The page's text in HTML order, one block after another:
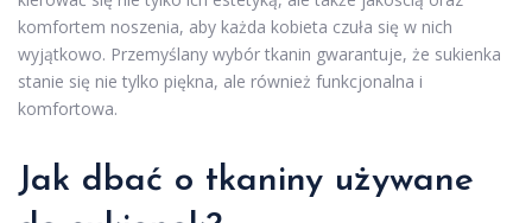
komfortem noszenia, aby każda kobieta czuła się w nich
wyjątkowo. Przemyślany wybór tkanin gwarantuje, że sukienka
stanie się nie tylko piękna, ale również funkcjonalna i
komfortowa.
Jak dbać o tkaniny używane